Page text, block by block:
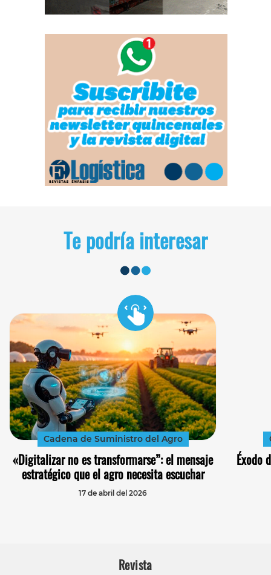
Te podría interesar
Cadena de Suministro del Agro
«Digitalizar no es transformarse”: el mensaje
estratégico que el agro necesita escuchar
17 de abril del 2026
Éxodo
Revista